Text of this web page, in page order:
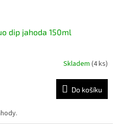
dip jahoda 150ml
Skladem (4 ks)
Do košíku